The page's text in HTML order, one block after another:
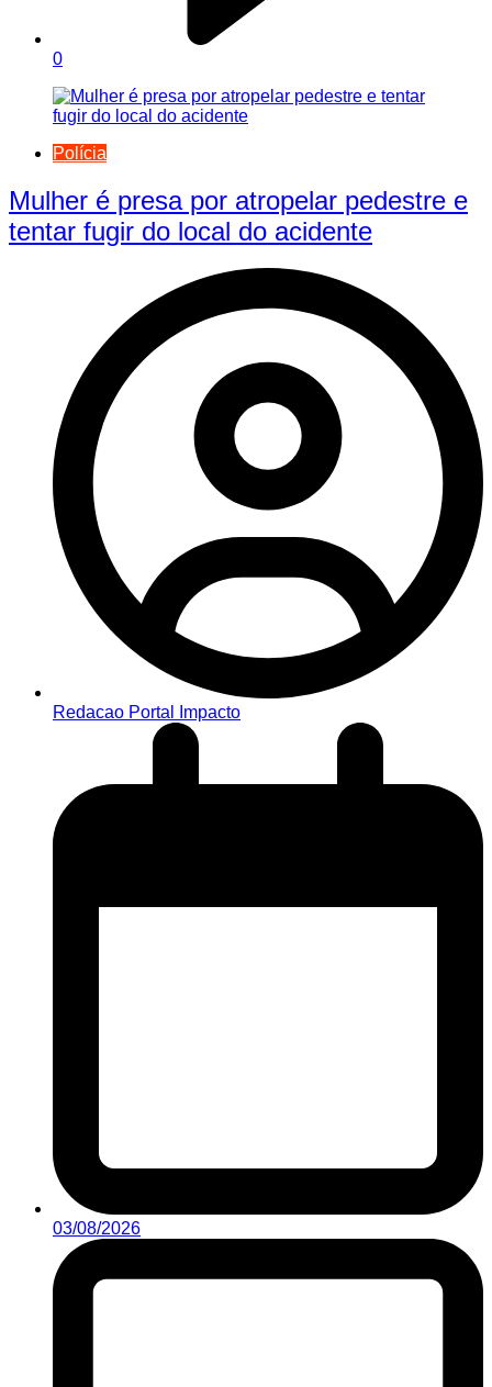
0
Polícia
Mulher é presa por atropelar pedestre e
tentar fugir do local do acidente
Redacao Portal Impacto
03/08/2026